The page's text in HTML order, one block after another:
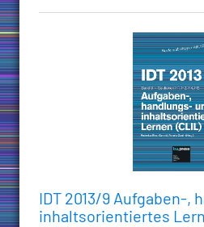
IDT 2013/9 Aufgaben-,
inhaltsorientiertes